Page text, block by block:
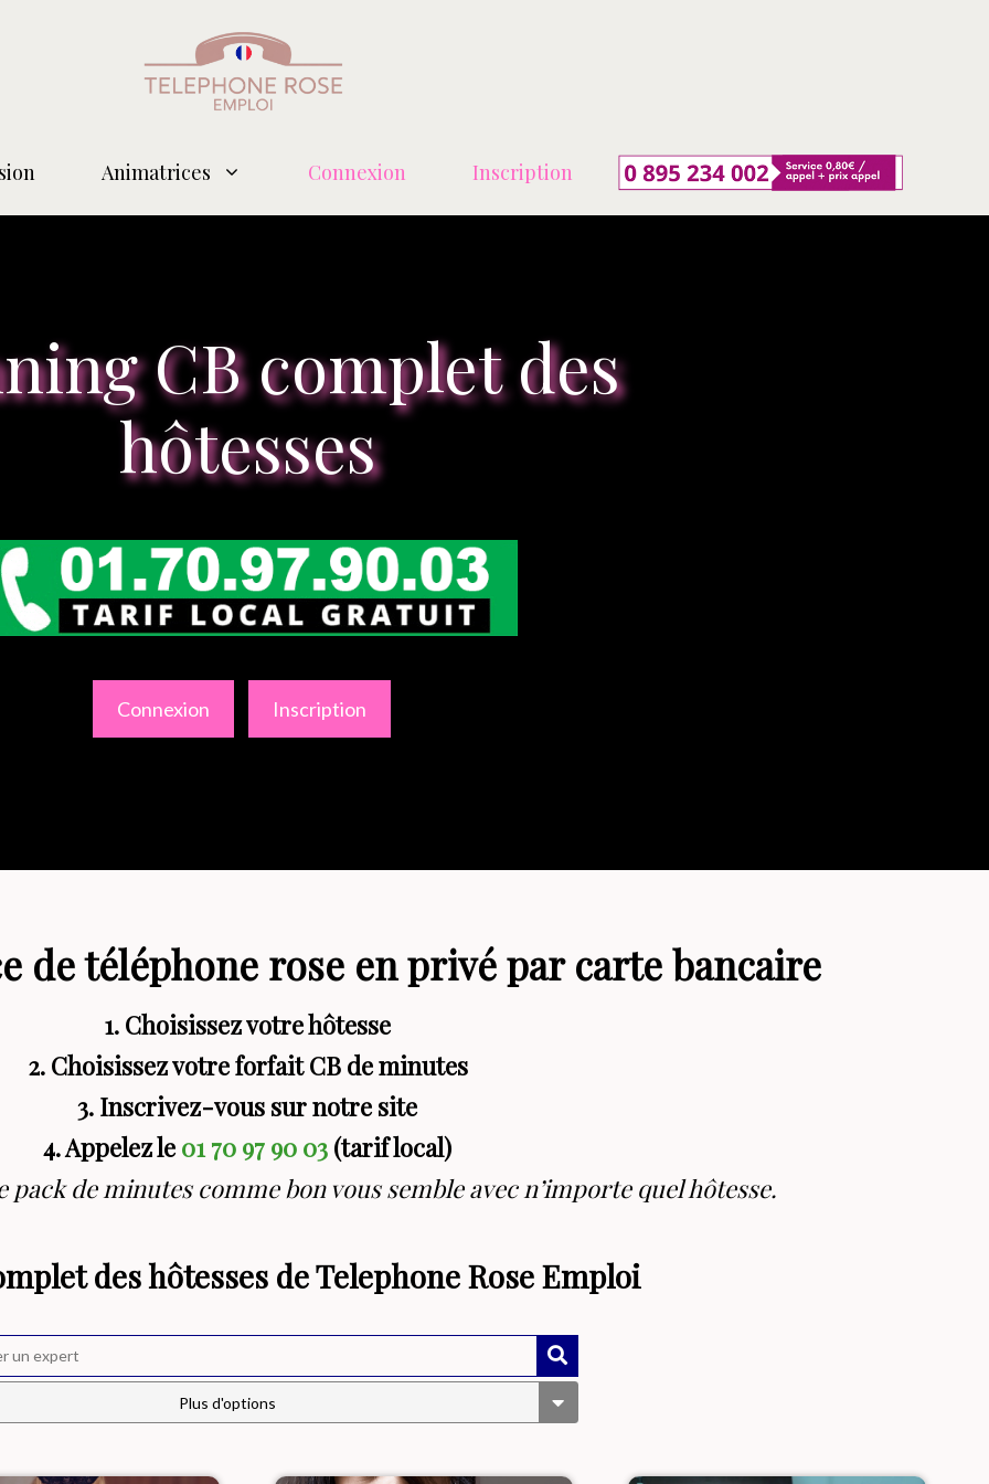
Animatrices Connexion Inscription
CB complet des
hôtesses
Connexion Inscription
de téléphone rose en privé par carte bancaire
1. Choisissez votre hôtesse
2. Choisissez votre forfait CB de minutes
3. Inscrivez-vous sur notre site
4. Appelez le 01 70 97 90 03 (tarif local)
de minutes comme bon vous semble avec n’importe quel hôtesse.
des hôtesses de Telephone Rose Emploi
Plus d'options